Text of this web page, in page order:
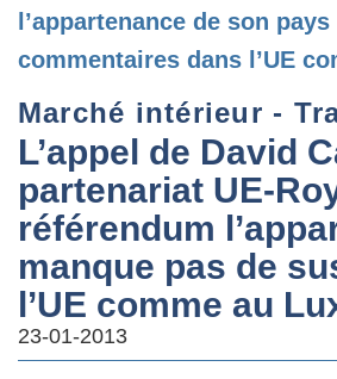
l’appartenance de son
commentaires dans l’UE
Marché intérieur -
L’appel de David
partenariat UE-
référendum
manque pas de
l’UE comme au
23-01-2013